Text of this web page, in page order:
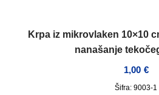
Krpa iz mikrovlaken 10×10
nanašanje
1,00 €
Šifra: 9003-1